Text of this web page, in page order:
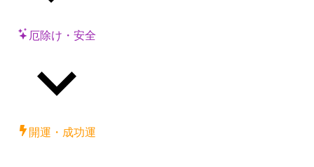
厄除け・安全
開運・成功運